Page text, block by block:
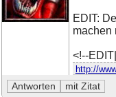
EDIT:
machen
<!--
http://